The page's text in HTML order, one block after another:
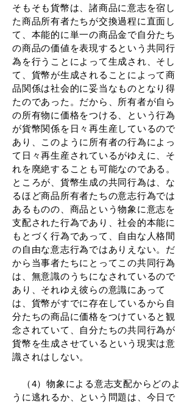
そもそも貨幣は、諸商品に意志を宿し
た商品所有者たちが交換過程に直面し
て、本能的に単一の商品金で自分たち
の商品の価値を表現するという共同行
為を行うことによって生成され、そし
て、貨幣が生成されることによって商
品関係は社会的に妥当なものとなり得
たのであった。だから、所有者が自ら
の所有物に価格をつける、という行為
が貨幣関係を日々再生産しているので
あり、このように所有者の行為によっ
て日々再生産されているがゆえに、そ
れを廃絶することも可能なのである。
ところが、貨幣生成の共同行為は、な
るほど商品所有者たちの意志行為では
あるものの、商品という物象に意志を
支配された行為であり、社会的本能に
もとづく行為であって、自由な人格間
の自由な意志行為ではありえない。だ
から当事者たちにとってこの共同行為
は、無意識のうちになされているので
あり、それゆえ彼らの意識にあって
は、貨幣がすでに存在しているから自
分たちの商品に価格をつけていると観
念されていて、自分たちの共同行為が
貨幣を生成させているという現実は意
識されはしない。
（4）物象による意志支配からどのよ
うに逃れるか、という問題は、今日で